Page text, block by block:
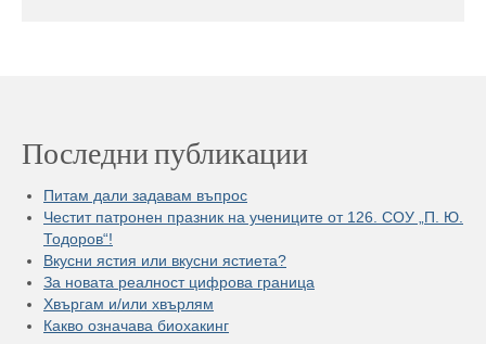
Последни публикации
Питам дали задавам въпрос
Честит патронен празник на учениците от 126. СОУ „П. Ю.
Тодоров“!
Вкусни ястия или вкусни ястиета?
За новата реалност цифрова граница
Хвъргам и/или хвърлям
Какво означава биохакинг